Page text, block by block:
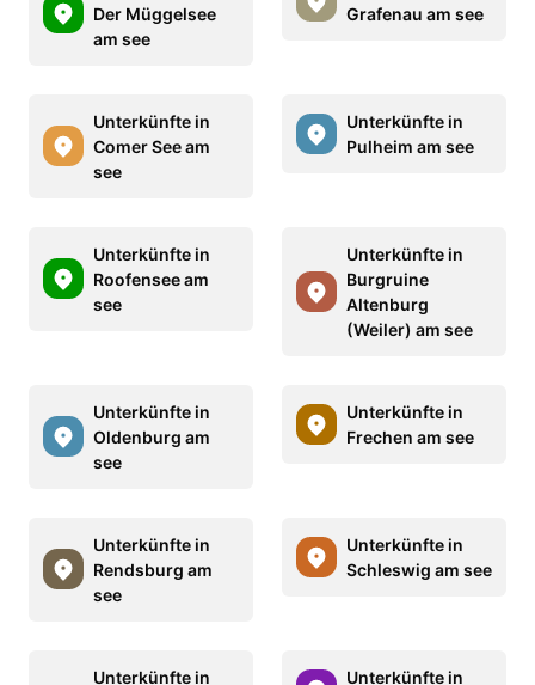
Der Müggelsee
am see
Grafenau am see
Unterkünfte in
Comer See am
see
Unterkünfte in
Pulheim am see
Unterkünfte in
Roofensee am
see
Unterkünfte in
Burgruine
Altenburg
(Weiler) am see
Unterkünfte in
Oldenburg am
see
Unterkünfte in
Frechen am see
Unterkünfte in
Rendsburg am
see
Unterkünfte in
Schleswig am see
Unterkünfte in
Unterkünfte in